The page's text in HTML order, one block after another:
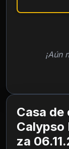
¡Aún
Casa
Calypso
za